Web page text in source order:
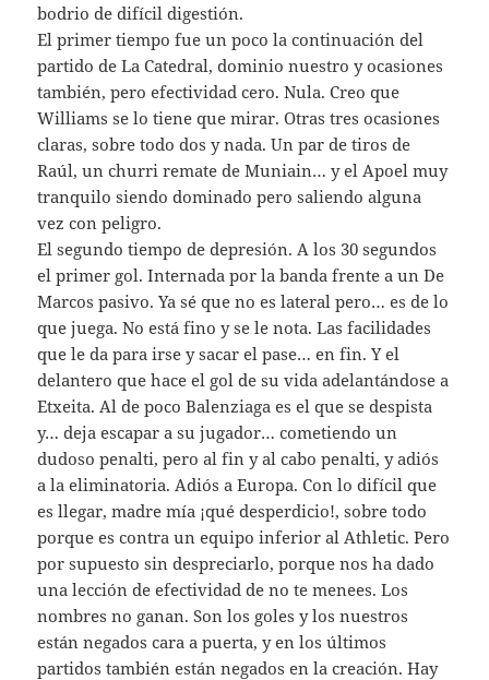
bodrio de difícil digestión.
El primer tiempo fue un poco la continuación del
partido de La Catedral, dominio nuestro y ocasiones
también, pero efectividad cero. Nula. Creo que
Williams se lo tiene que mirar. Otras tres ocasiones
claras, sobre todo dos y nada. Un par de tiros de
Raúl, un churri remate de Muniain… y el Apoel muy
tranquilo siendo dominado pero saliendo alguna
vez con peligro.
El segundo tiempo de depresión. A los 30 segundos
el primer gol. Internada por la banda frente a un De
Marcos pasivo. Ya sé que no es lateral pero… es de lo
que juega. No está fino y se le nota. Las facilidades
que le da para irse y sacar el pase… en fin. Y el
delantero que hace el gol de su vida adelantándose a
Etxeita. Al de poco Balenziaga es el que se despista
y… deja escapar a su jugador… cometiendo un
dudoso penalti, pero al fin y al cabo penalti, y adiós
a la eliminatoria. Adiós a Europa. Con lo difícil que
es llegar, madre mía ¡qué desperdicio!, sobre todo
porque es contra un equipo inferior al Athletic. Pero
por supuesto sin despreciarlo, porque nos ha dado
una lección de efectividad de no te menees. Los
nombres no ganan. Son los goles y los nuestros
están negados cara a puerta, y en los últimos
partidos también están negados en la creación. Hay